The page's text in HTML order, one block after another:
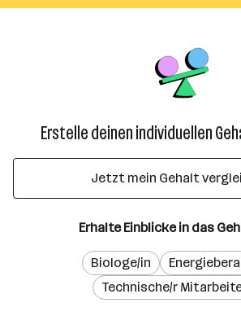
Erstelle deinen individuellen
Jetzt mein Gehalt
Erhalte Einblicke in das
Biologe/in
Technische/r